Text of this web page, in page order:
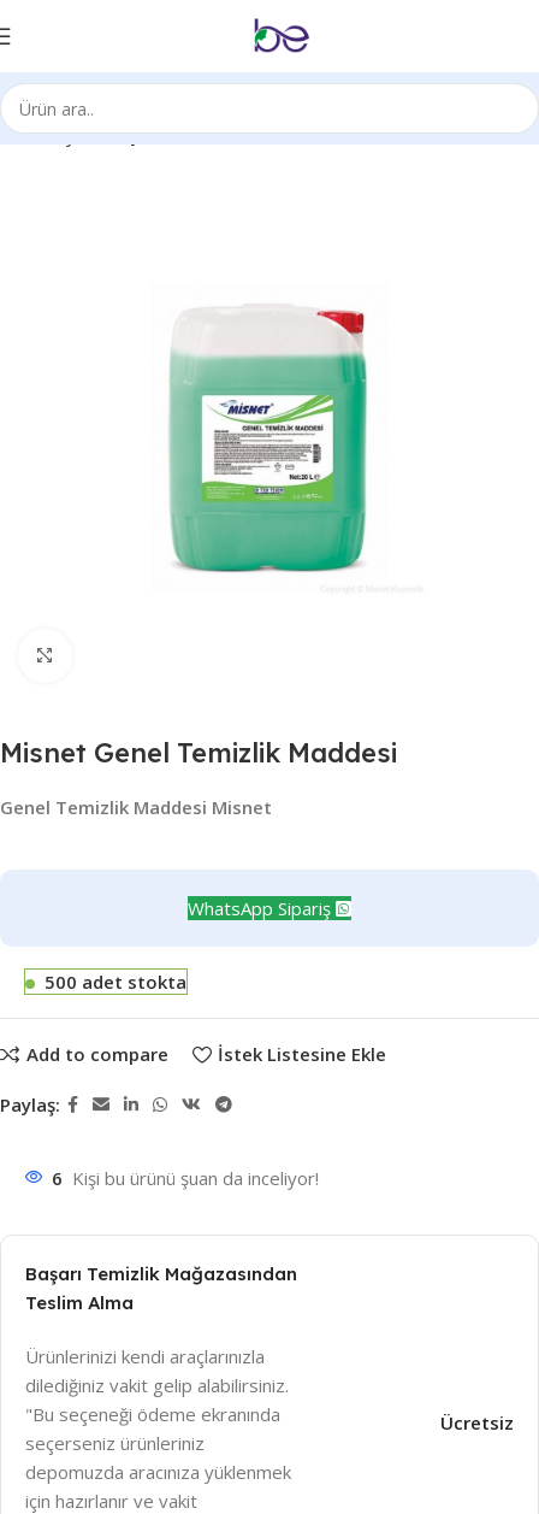
Ana Sayfa Kimyasal Ürünleri
Misnet Genel Temizlik Maddesi
Genel Temizlik Maddesi Misnet
WhatsApp Sipariş
500 adet stokta
Add to compare İstek Listesine Ekle
Paylaş:
6 Kişi bu ürünü şuan da inceliyor!
Başarı Temizlik Mağazasından
Teslim Alma
Ürünlerinizi kendi araçlarınızla
dilediğiniz vakit gelip alabilirsiniz.
"Bu seçeneği ödeme ekranında
seçerseniz ürünleriniz
depomuzda aracınıza yüklenmek
için hazırlanır ve vakit
Ücretsiz